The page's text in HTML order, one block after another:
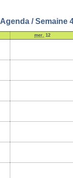
Agenda / Semaine
mer. 12